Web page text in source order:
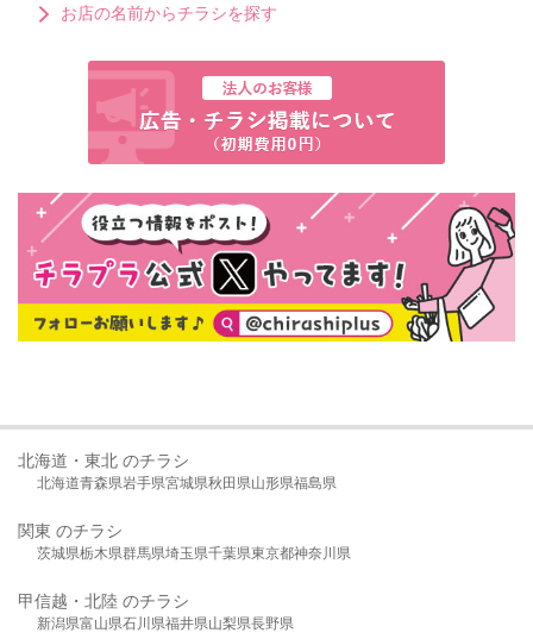
お店の名前からチラシを探す
北海道・東北 のチラシ
北海道青森県岩手県宮城県秋田県山形県福島県
関東 のチラシ
茨城県栃木県群馬県埼玉県千葉県東京都神奈川県
甲信越・北陸 のチラシ
新潟県富山県石川県福井県山梨県長野県